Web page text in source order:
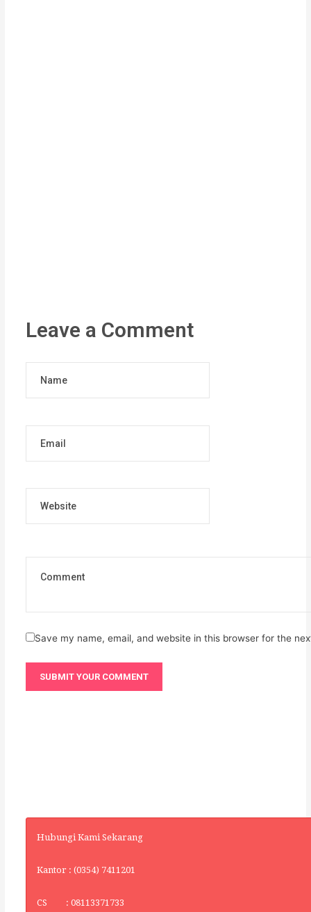
Leave a Comment
Save my name, email, and website in this browser for the
Hubungi Kami Sekarang
Kantor : (0354) 7411201
CS : 08113371733